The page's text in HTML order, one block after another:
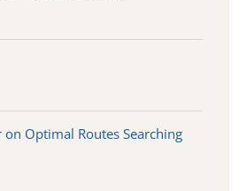
Optimal Routes Searching